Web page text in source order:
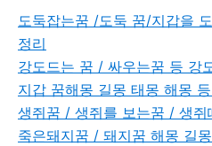
도둑잡는꿈 /도둑 꿈/지갑을
정리
강도드는 꿈 / 싸우는꿈 등 강
지갑 꿈해몽 길몽 태몽 해몽
생쥐꿈 / 생쥐를 보는꿈 / 생
죽은돼지꿈 / 돼지꿈 해몽 길